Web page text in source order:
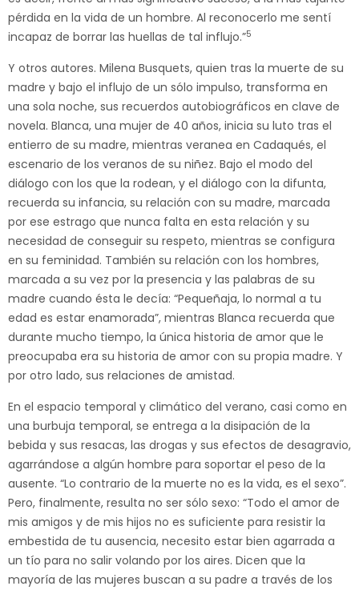
pérdida en la vida de un hombre. Al reconocerlo me sentí
incapaz de borrar las huellas de tal influjo.”5
Y otros autores. Milena Busquets, quien tras la muerte de su
madre y bajo el influjo de un sólo impulso, transforma en
una sola noche, sus recuerdos autobiográficos en clave de
novela. Blanca, una mujer de 40 años, inicia su luto tras el
entierro de su madre, mientras veranea en Cadaqués, el
escenario de los veranos de su niñez. Bajo el modo del
diálogo con los que la rodean, y el diálogo con la difunta,
recuerda su infancia, su relación con su madre, marcada
por ese estrago que nunca falta en esta relación y su
necesidad de conseguir su respeto, mientras se configura
en su feminidad. También su relación con los hombres,
marcada a su vez por la presencia y las palabras de su
madre cuando ésta le decía: “Pequeñaja, lo normal a tu
edad es estar enamorada”, mientras Blanca recuerda que
durante mucho tiempo, la única historia de amor que le
preocupaba era su historia de amor con su propia madre. Y
por otro lado, sus relaciones de amistad.
En el espacio temporal y climático del verano, casi como en
una burbuja temporal, se entrega a la disipación de la
bebida y sus resacas, las drogas y sus efectos de desagravio,
agarrándose a algún hombre para soportar el peso de la
ausente. “Lo contrario de la muerte no es la vida, es el sexo”.
Pero, finalmente, resulta no ser sólo sexo: “Todo el amor de
mis amigos y de mis hijos no es suficiente para resistir la
embestida de tu ausencia, necesito estar bien agarrada a
un tío para no salir volando por los aires. Dicen que la
mayoría de las mujeres buscan a su padre a través de los